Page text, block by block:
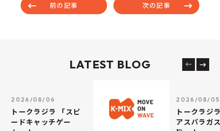
前の記事 次の記事
LATEST BLOG
2026/08/06
トークラジラ 「スピ
ードキャッチゲー
2026/08/05
トークラジ
アスパラガ